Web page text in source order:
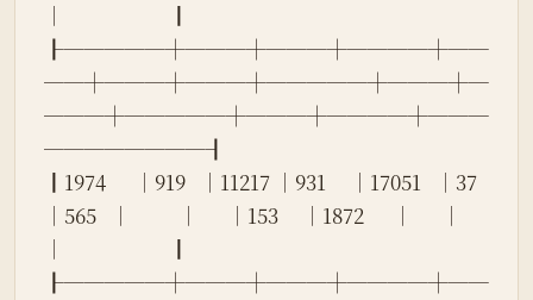
│                      ┃
┠─────┼───┼───┼────┼──
──┼───┼───┼─────┼───┼─
───┼─────┼───┼────┼───
────────┨
┃1974      │919   │11217 │931     │17051   │37
│565   │          │      │153     │1872      │      │
│                      ┃
┠─────┼───┼───┼────┼──